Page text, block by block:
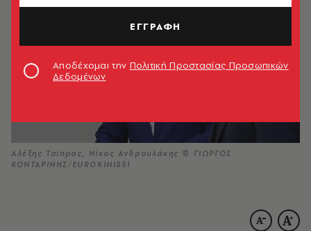
Αλέξης Τσίπρας, Νίκος Ανδρουλάκης © ΓΙΩΡΓΟΣ
ΚΟΝΤΑΡΙΝΗΣ/EUROKINISSI
ΕΓΓΡΑΦΗ
Αποδέχομαι την Πολιτική Προστασίας Προσωπικών
Δεδομένων